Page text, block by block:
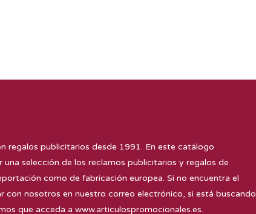
regalos publicitarios desde 1991. En este catálogo
selección de los reclamos publicitarios y regalos de
como de fabricación europea. Si no encuentra el
nosotros en nuestro correo electrónico, si está buscando
que acceda a www.articulospromocionales.es.